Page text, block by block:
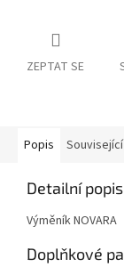
ZEPTAT SE
Popis
Detailní
Výměník NOVARA
Doplňkové